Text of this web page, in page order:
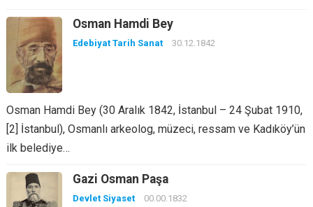
Osman Hamdi Bey
Edebiyat Tarih Sanat 30.12.1842
Osman Hamdi Bey (30 Aralık 1842, İstanbul – 24 Şubat 1910,
[2] İstanbul), Osmanlı arkeolog, müzeci, ressam ve Kadıköy’ün
ilk belediye…
Gazi Osman Paşa
Devlet Siyaset 00.00.1832